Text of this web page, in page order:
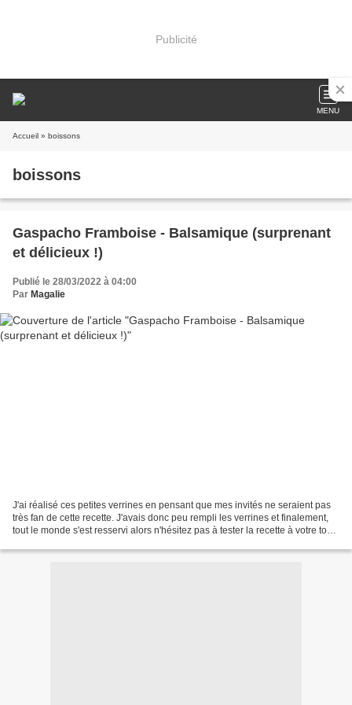
Publicité
MENU
Accueil » boissons
boissons
Gaspacho Framboise - Balsamique (surprenant
et délicieux !)
Publié le 28/03/2022 à 04:00
Par Magalie
J'ai réalisé ces petites verrines en pensant que mes invités ne seraient pas
très fan de cette recette. J'avais donc peu rempli les verrines et finalement,
tout le monde s'est resservi alors n'hésitez pas à tester la recette à votre tour.